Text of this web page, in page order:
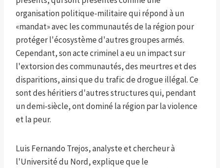
organisation politique-militaire qui répond à un
«mandat» avec les communautés de la région pour
protéger l'écosystème d'autres groupes armés.
Cependant, son acte criminel a eu un impact sur
l'extorsion des communautés, des meurtres et des
disparitions, ainsi que du trafic de drogue illégal. Ce
sont des héritiers d'autres structures qui, pendant
un demi-siècle, ont dominé la région par la violence
et la peur.
Luis Fernando Trejos, analyste et chercheur à
l'Université du Nord, explique que le